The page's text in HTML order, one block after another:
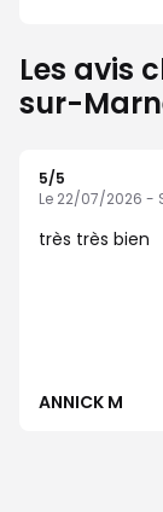
Les avis
sur-
5/5
Le 22/07/2026 -
très très bien
ANNICK M